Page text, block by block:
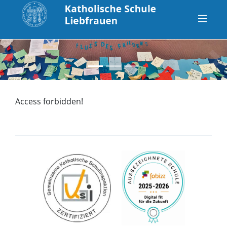
zurück
Access forbidden!